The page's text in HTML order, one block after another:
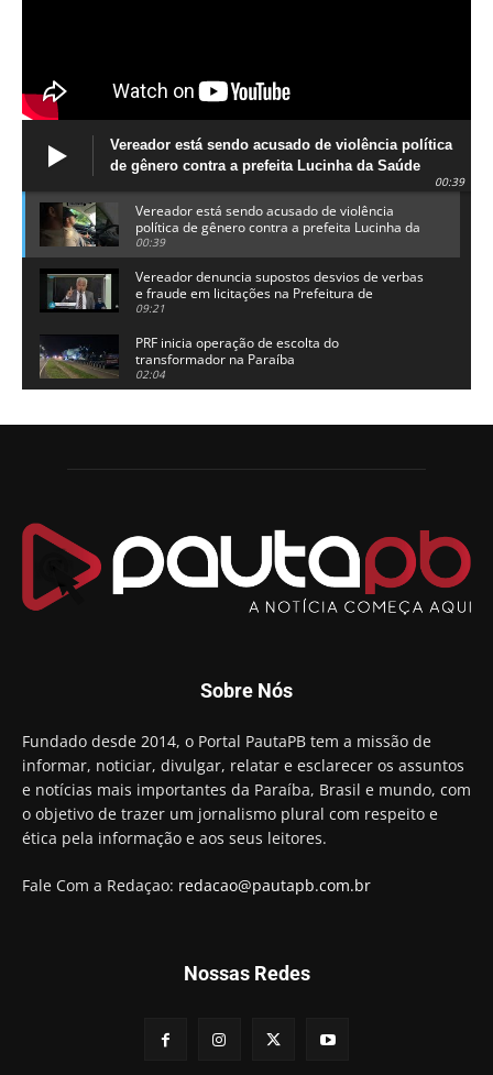
Vereador está sendo acusado de violência política
de gênero contra a prefeita Lucinha da Saúde
00:39
Vereador está sendo acusado de violência
política de gênero contra a prefeita Lucinha da
Saúde
00:39
Vereador denuncia supostos desvios de verbas
e fraude em licitações na Prefeitura de
Alhandra
09:21
PRF inicia operação de escolta do
transformador na Paraíba
02:04
candidatura a governador da Paraíba
Chapa dos sonhos: Cícero agradece a Galdino,
Arthur Lira parabeniza Karla Pimentel por sua
reeleição em Conde
00:23
Aguinaldo Ribeiro destaca apoio do PP a Hugo
preso e faz vídeo na cadeia
Hugo Motta retira projeto que permitia bancos
"confiscar" dinheiro de clientes
01:49
Descaso da gestão Panta deixa crianças e
professoras 'ilhadas' em creche
00:16
Sobre Nós
Fundado desde 2014, o Portal PautaPB tem a missão de
informar, noticiar, divulgar, relatar e esclarecer os assuntos
e notícias mais importantes da Paraíba, Brasil e mundo, com
o objetivo de trazer um jornalismo plural com respeito e
ética pela informação e aos seus leitores.
Fale Com a Redaçao: redacao@pautapb.com.br
Nossas Redes